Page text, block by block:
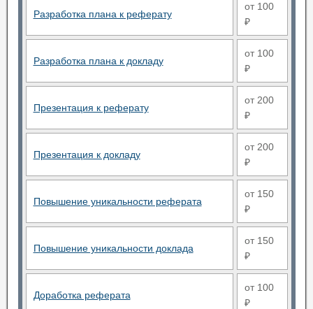
Разработка плана к реферату
от 100
₽
Разработка плана к докладу
от 100
₽
Презентация к реферату
от 200
₽
Презентация к докладу
от 200
₽
Повышение уникальности реферата
от 150
₽
Повышение уникальности доклада
от 150
₽
Доработка реферата
от 100
₽